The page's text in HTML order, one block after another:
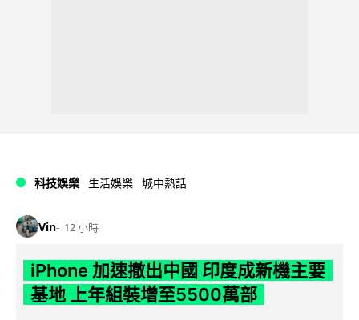
科技娛樂 生活娛樂 城中熱話
Vin 12 小時
iPhone 加速撤出中國 印度成新機主要
基地 上年組裝增至5500萬部